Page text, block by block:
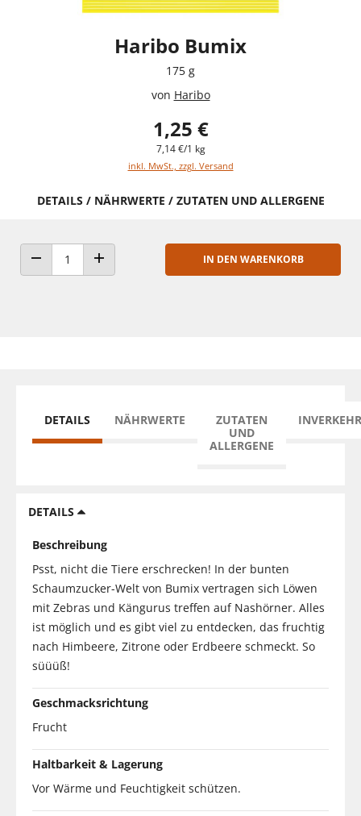
Haribo Bumix
175 g
von Haribo
1,25 €
7,14 €/1 kg
inkl. MwSt., zzgl. Versand
DETAILS / NÄHRWERTE / ZUTATEN UND ALLERGENE
ANZAHL VERRINGERNANZAHL ERHÖHEN
IN DEN WARENKORB
DETAILS NÄHRWERTE
ZUTATEN
UND
ALLERGENE
DETAILS
Beschreibung
Psst, nicht die Tiere erschrecken! In der bunten
Schaumzucker-Welt von Bumix vertragen sich Löwen
mit Zebras und Kängurus treffen auf Nashörner. Alles
ist möglich und es gibt viel zu entdecken, das fruchtig
nach Himbeere, Zitrone oder Erdbeere schmeckt. So
süüüß!
Geschmacksrichtung
Frucht
Haltbarkeit & Lagerung
Vor Wärme und Feuchtigkeit schützen.